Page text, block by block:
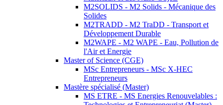
M2SOLIDS - M2 Solids - Mécanique des
Solides
M2TRADD - M2 TraDD - Transport et
Développement Durable
M2WAPE - M2 WAPE - Eau, Pollution de
l'Air et Energie
Master of Science (CGE)
MSc Entrepreneurs - MSc X-HEC
Entrepreneurs
Mastère spécialisé (Master)
MS ETRE - MS Energies Renouvelables :